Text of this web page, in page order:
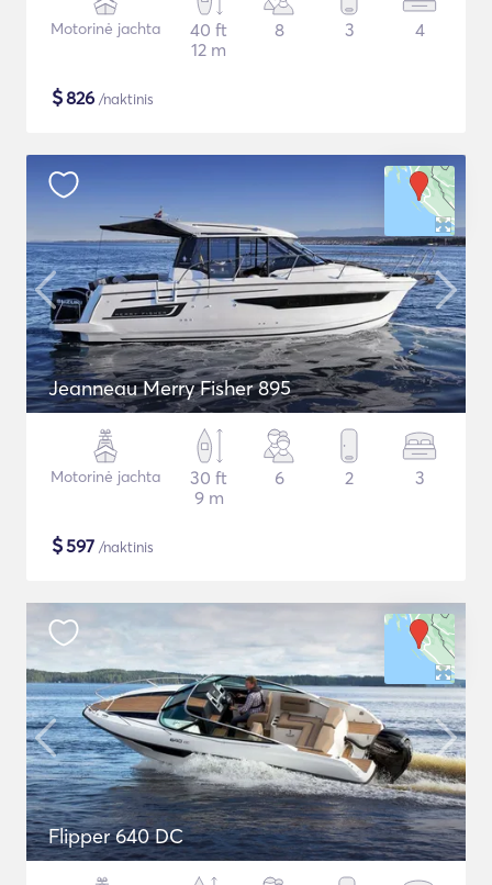
Motorinė jachta
40 ft
12 m
8 3 4
$826 /naktinis
Jeanneau Merry Fisher 895
Motorinė jachta
30 ft
9 m
6 2 3
$597 /naktinis
Flipper 640 DC